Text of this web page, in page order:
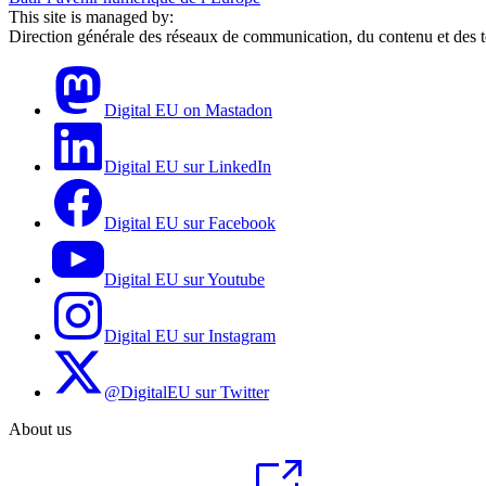
This site is managed by:
Direction générale des réseaux de communication, du contenu et des
Digital EU on Mastadon
Digital EU sur LinkedIn
Digital EU sur Facebook
Digital EU sur Youtube
Digital EU sur Instagram
@DigitalEU sur Twitter
About us